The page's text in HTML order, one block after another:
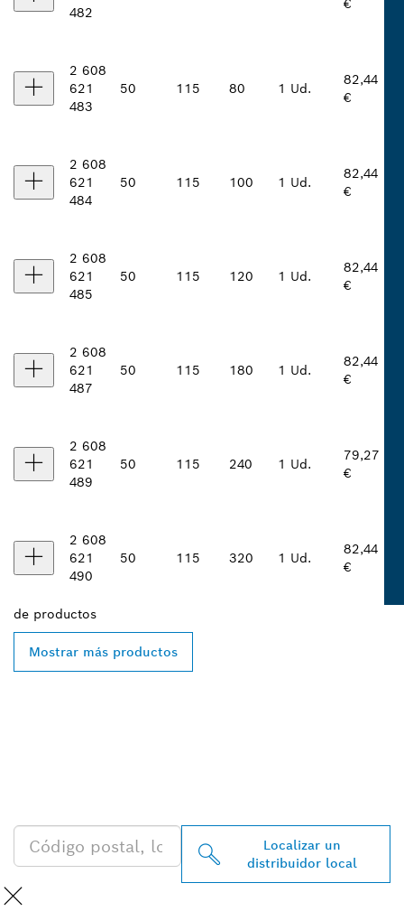
482
€
2 608
621
483
50 115 80 1 Ud.
82,44
€
2 608
621
484
50 115 100 1 Ud.
82,44
€
2 608
621
485
50 115 120 1 Ud.
82,44
€
2 608
621
487
50 115 180 1 Ud.
82,44
€
2 608
621
489
50 115 240 1 Ud.
79,27
€
2 608
621
490
50 115 320 1 Ud.
82,44
€
de productos
Mostrar más productos
Localizar un
distribuidor local